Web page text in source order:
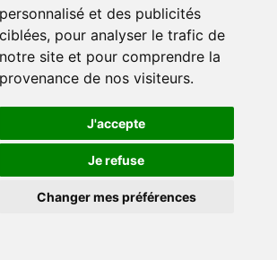
personnalisé et des publicités
ciblées, pour analyser le trafic de
notre site et pour comprendre la
provenance de nos visiteurs.
J'accepte
Je refuse
Changer mes préférences